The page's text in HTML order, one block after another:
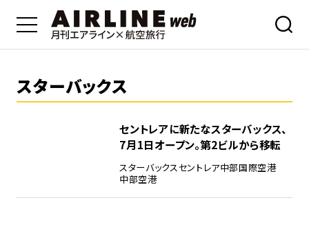
スターバックス
セントレアに新たなスターバックス、
7月1日オープン。第2ビルから移転
スターバックスセントレア中部国際空港
中部空港